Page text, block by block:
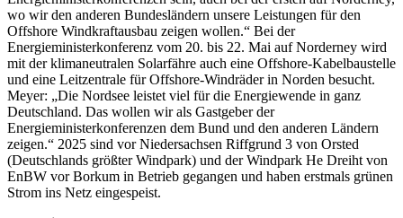
wo wir den anderen Bundesländern unsere Leistungen für den
Offshore Windkraftausbau zeigen wollen.“ Bei der
Energieministerkonferenz vom 20. bis 22. Mai auf Norderney wird
mit der klimaneutralen Solarfähre auch eine Offshore-Kabelbaustelle
und eine Leitzentrale für Offshore-Windräder in Norden besucht.
Meyer: „Die Nordsee leistet viel für die Energiewende in ganz
Deutschland. Das wollen wir als Gastgeber der
Energieministerkonferenzen dem Bund und den anderen Ländern
zeigen.“ 2025 sind vor Niedersachsen Riffgrund 3 von Orsted
(Deutschlands größter Windpark) und der Windpark He Dreiht von
EnBW vor Borkum in Betrieb gegangen und haben erstmals grünen
Strom ins Netz eingespeist.